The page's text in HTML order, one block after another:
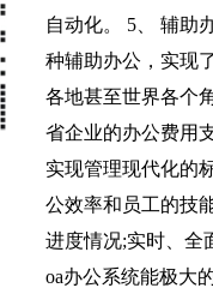
自动化。 5、 辅助
种辅助办公，实现
各地甚至世界各个
省企业的办公费用
实现管理现代化的
公效率和员工的技
进度情况;实时、全
oa办公系统能极大